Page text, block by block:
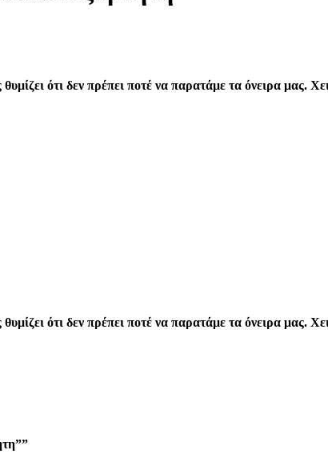
ότι δεν πρέπει ποτέ να παρατάμε τα όνειρα μας.
ότι δεν πρέπει ποτέ να παρατάμε τα όνειρα μας.